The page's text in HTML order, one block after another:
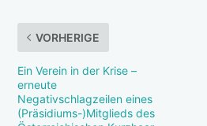
VORHERIGE
Ein Verein in der Krise –
erneute
Negativschlagzeilen eines
(Präsidiums-)Mitglieds des